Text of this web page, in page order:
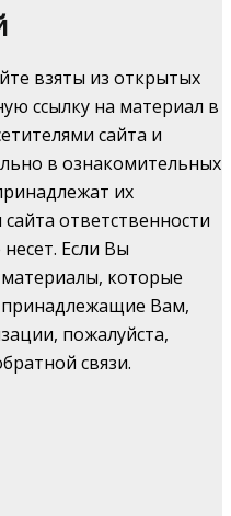
взяты из открытых
ссылку на материал в
сайта и
в ознакомительных
их
ответственности
Если Вы
которые
Вам,
пожалуйста,
связи.